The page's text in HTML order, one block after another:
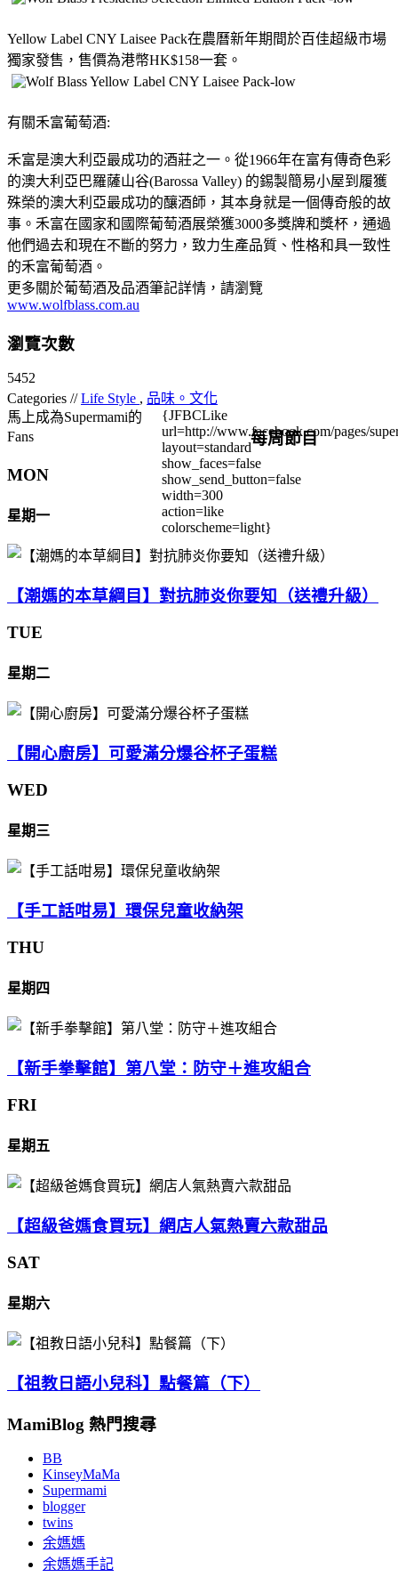
Yellow Label CNY Laisee Pack在農曆新年期間於百佳超級市場
獨家發售，售價為港幣HK$158一套。
有關禾富葡萄酒:
禾富是澳大利亞最成功的酒莊之一。從1966年在富有傳奇色彩
的澳大利亞巴羅薩山谷(Barossa Valley) 的錫製簡易小屋到履獲
殊榮的澳大利亞最成功的釀酒師，其本身就是一個傳奇般的故
事。禾富在國家和國際葡萄酒展榮獲3000多獎牌和獎杯，通過
他們過去和現在不斷的努力，致力生產品質、性格和具一致性
的禾富葡萄酒。
更多關於葡萄酒及品酒筆記詳情，請瀏覽
www.wolfblass.com.au
瀏覽次數
5452
Categories //Life Style , 品味。文化
馬上成為Supermami的
Fans
{JFBCLike
url=http://www.facebook.com/pages/
layout=standard
show_faces=false
show_send_button=false
width=300
action=like
colorscheme=light}
每周節目
MON
星期一
【潮媽的本草綱目】對抗肺炎你要知（送禮升級）
TUE
星期二
【開心廚房】可愛滿分爆谷杯子蛋糕
WED
星期三
【手工話咁易】環保兒童收納架
THU
星期四
【新手拳擊館】第八堂：防守＋進攻組合
FRI
星期五
【超級爸媽食買玩】網店人氣熱賣六款甜品
SAT
星期六
【祖教日語小兒科】點餐篇（下）
MamiBlog 熱門搜尋
BB
KinseyMaMa
Supermami
blogger
twins
余媽媽
余媽媽手記